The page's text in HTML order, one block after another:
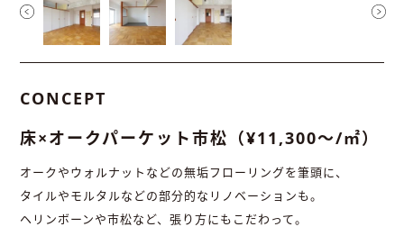
CONCEPT
床×オークパーケット市松（¥11,300〜/㎡）
オークやウォルナットなどの無垢フローリングを筆頭に、
タイルやモルタルなどの部分的なリノベーションも。
ヘリンボーンや市松など、張り方にもこだわって。